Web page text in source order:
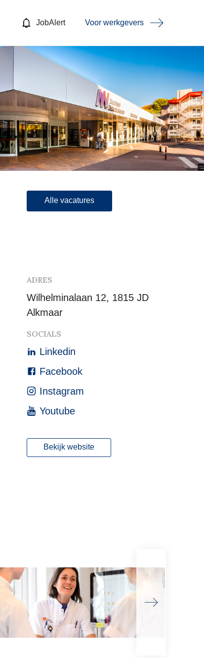
JobAlert Voor werkgevers
Alle vacatures
ADRES
Wilhelminalaan 12, 1815 JD
Alkmaar
SOCIALS
Linkedin
Facebook
Instagram
Youtube
Bekijk website